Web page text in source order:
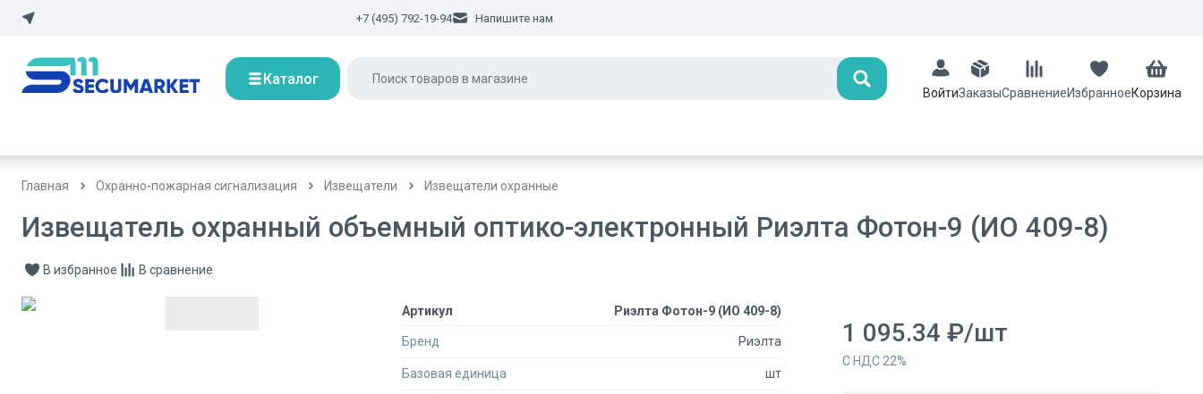
+7 (495) 792-19-94 Напишите нам
Каталог Поиск
ВойтиЗаказыСравнениеИзбранноеКорзина
Главная Охранно-пожарная сигнализация Извещатели Извещатели охранные
Извещатель охранный объемный оптико-электронный Риэлта Фотон-9 (ИО 409-8)
В избранное В сравнение
Артикул Риэлта Фотон-9 (ИО 409-8)
Бренд Риэлта
Базовая единица шт
1 095.34 ₽/шт
С НДС 22%